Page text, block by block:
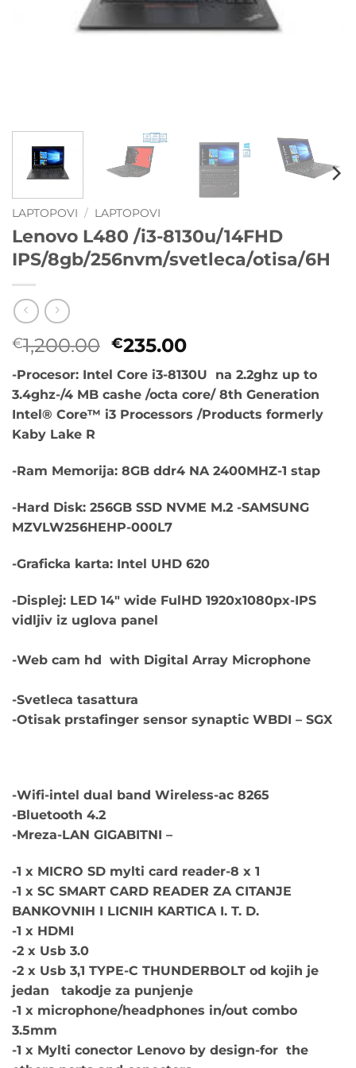
LAPTOPOVI / LAPTOPOVI
Lenovo L480 /i3-8130u/14FHD
IPS/8gb/256nvm/svetleca/otisa/6H
€1,200.00 Originalna
cena
je
bila:
€1,200.00.
€235.00Trenutna
cena
je:
€235.00.
-Procesor: Intel Core i3-8130U na 2.2ghz up to
3.4ghz-/4 MB cashe /octa core/ 8th Generation
Intel® Core™ i3 Processors /Products formerly
Kaby Lake R
-Ram Memorija: 8GB ddr4 NA 2400MHZ-1 stap
-Hard Disk: 256GB SSD NVME M.2 -SAMSUNG
MZVLW256HEHP-000L7
-Graficka karta: Intel UHD 620
-Displej: LED 14″ wide FulHD 1920x1080px-IPS
vidljiv iz uglova panel
-Web cam hd with Digital Array Microphone
-Svetleca tasattura
-Otisak prstafinger sensor synaptic WBDI – SGX
-Wifi-intel dual band Wireless-ac 8265
-Bluetooth 4.2
-Mreza-LAN GIGABITNI –
-1 x MICRO SD mylti card reader-8 x 1
-1 x SC SMART CARD READER ZA CITANJE
BANKOVNIH I LICNIH KARTICA I. T. D.
-1 x HDMI
-2 x Usb 3.0
-2 x Usb 3,1 TYPE-C THUNDERBOLT od kojih je
jedan takodje za punjenje
-1 x microphone/headphones in/out combo
3.5mm
-1 x Mylti conector Lenovo by design-for the